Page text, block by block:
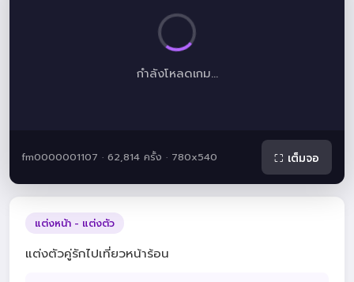
กำลังโหลดเกม...
fm0000001107 · 62,814 ครั้ง · 780x540 ⛶ เต็มจอ
แต่งหน้า - แต่งตัว
แต่งตัวคู่รักไปเที่ยวหน้าร้อน